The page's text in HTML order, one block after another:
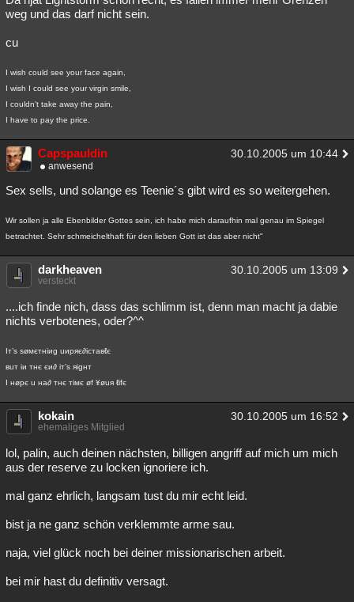
weg und das darf nicht sein.
cu
I wish could see your face again,
I wish I could see your virgin smile,
I couldn't take away the pain,
I have to pay the price.
Capspauldin 30.10.2005 um 10:44
anwesend
Sex sells, und solange es Teenie´s gibt wird es so weitergehen.
Wir sollen ja alle Ebenbilder Gottes sein, ich habe mich daraufhin mal genau im Spiegel
betrachtet. Sehr schmeichelthaft für den lieben Gott ist das aber nicht"
darkheaven 30.10.2005 um 13:09
versteckt
....ich finde nich, dass das schlimm ist, denn man macht ja dabie
nichts verbotenes, oder?^^
Iт’s søмєтнiиg uиpяє∂icтaвℓє
вuт iи тнє єи∂ iт’s яigнт
I нøpє u нa∂ тнє тiмє øf ¥øuя ℓifє
kokain 30.10.2005 um 16:52
ehemaliges Mitglied
lol, palin, auch deinen nächsten, billigen angriff auf mich um mich
aus der reserve zu locken ignoriere ich.
mal ganz ehrlich, langsam tust du mir echt leid.
bist ja ne ganz schön verklemmte arme sau.
naja, viel glück noch bei deiner missionarischen arbeit.
bei mir hast du definitiv versagt.